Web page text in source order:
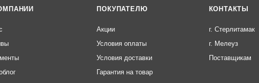
ПОКУПАТЕЛЮ
Акции
Условия оплаты
Условия доставки
Гарантия на товар
КОНТАКТЫ
г. Стерлитамак
г. Мелеуз
Поставщикам